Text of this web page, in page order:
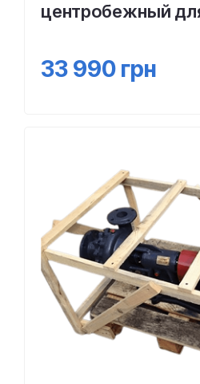
центробежный
33 990 грн